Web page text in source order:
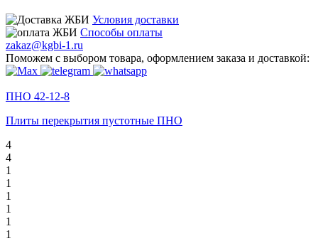
Условия доставки
Способы оплаты
zakaz@kgbi-1.ru
Поможем с выбором товара, оформлением заказа и доставкой:
ПНО 42-12-8
Плиты перекрытия пустотные ПНО
4
4
1
1
1
1
1
1